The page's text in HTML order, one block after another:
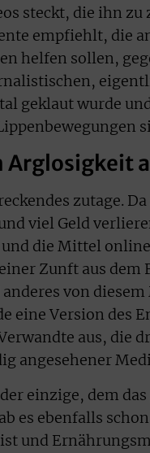
steckt, die ihn zu
empfiehlt, die
helfen sollen,
geklaut wurde
Arglosigkeit
zutage.
viel Geld
die Mittel
Zunft aus dem
von
eine Version des
aus, die
angesehener
einzige, dem
es ebenfalls
und